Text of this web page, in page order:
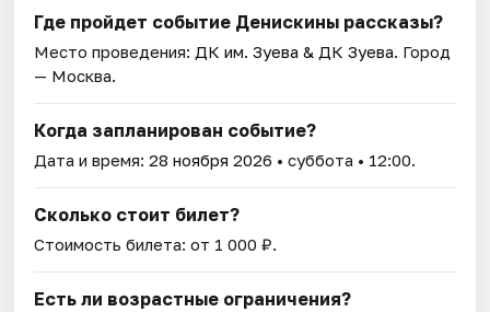
Где пройдет событие Денискины рассказы?
Место проведения: ДК им. Зуева & ДК Зуева. Город
— Москва.
Когда запланирован событие?
Дата и время:28 ноября 2026 • суббота • 12:00.
Сколько стоит билет?
Стоимость билета: от 1 000 ₽.
Есть ли возрастные ограничения?